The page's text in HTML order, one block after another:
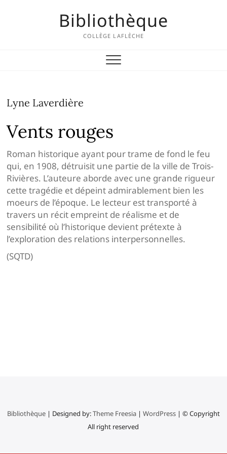
Bibliothèque
COLLÈGE LAFLÈCHE
Lyne Laverdière
Vents rouges
Roman historique ayant pour trame de fond le feu
qui, en 1908, détruisit une partie de la ville de Trois-
Rivières. L’auteure aborde avec une grande rigueur
cette tragédie et dépeint admirablement bien les
moeurs de l’époque. Le lecteur est transporté à
travers un récit empreint de réalisme et de
sensibilité où l’historique devient prétexte à
l’exploration des relations interpersonnelles.
(SQTD)
Bibliothèque| Designed by:Theme Freesia| WordPress| © Copyright
All right reserved